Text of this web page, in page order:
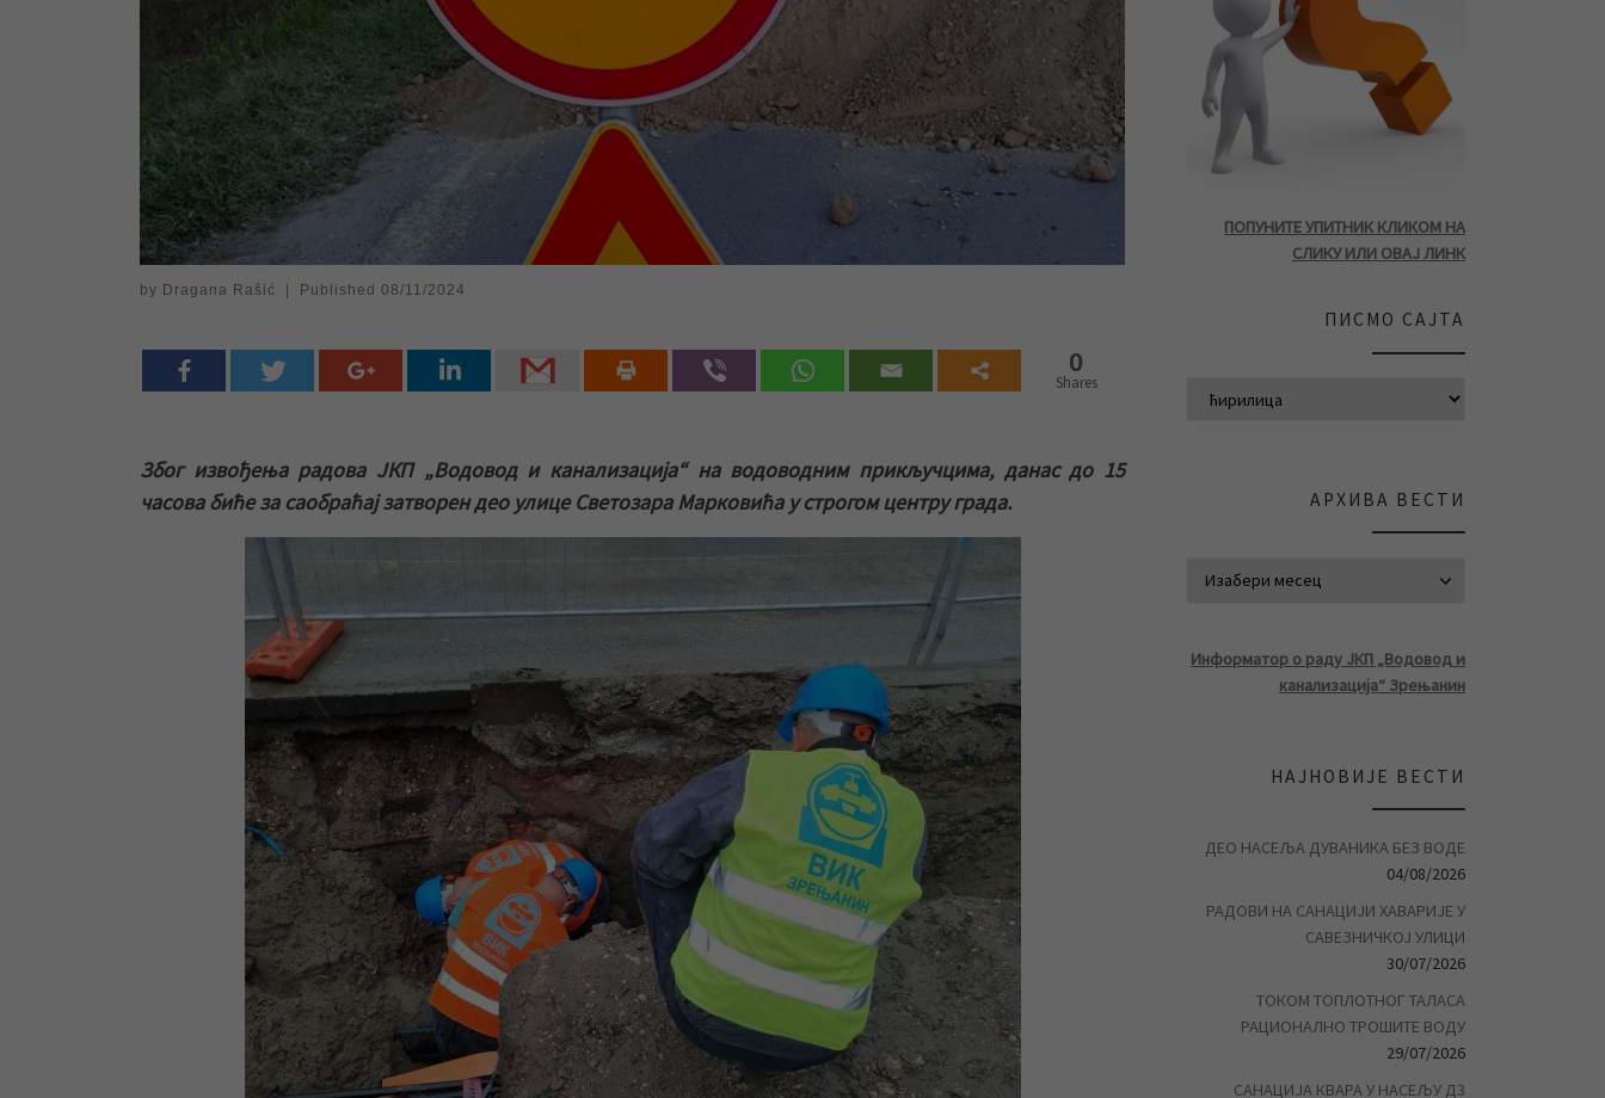
by Dragana Rašić Published 08/11/2024
0
Shares
Због извођења радова ЈКП „Водовод и канализација“ на водоводним прикључцима, данас до 15
часова биће за саобраћај затворен део улице Светозара Марковића у строгом центру града.
ПОПУНИТЕ УПИТНИК КЛИКОМ НА
СЛИКУ ИЛИ ОВАЈ ЛИНК
ПИСМО САЈТА
АРХИВА ВЕСТИ
Информатор о раду ЈКП „Водовод и
канализација“ Зрењанин
НАЈНОВИЈЕ ВЕСТИ
ДЕО НАСЕЉА ДУВАНИКА БЕЗ ВОДЕ
04/08/2026
РАДОВИ НА САНАЦИЈИ ХАВАРИЈЕ У
САВЕЗНИЧКОЈ УЛИЦИ
30/07/2026
ТОКОМ ТОПЛОТНОГ ТАЛАСА
РАЦИОНАЛНО ТРОШИТЕ ВОДУ
29/07/2026
САНАЦИЈА КВАРА У НАСЕЉУ Д3